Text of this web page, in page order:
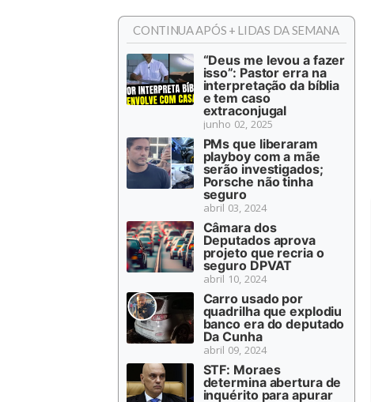
CONTINUA APÓS + LIDAS DA SEMANA
“Deus me levou a fazer
isso”: Pastor erra na
interpretação da bíblia
e tem caso
extraconjugal
junho 02, 2025
PMs que liberaram
playboy com a mãe
serão investigados;
Porsche não tinha
seguro
abril 03, 2024
Câmara dos
Deputados aprova
projeto que recria o
seguro DPVAT
abril 10, 2024
Carro usado por
quadrilha que explodiu
banco era do deputado
Da Cunha
abril 09, 2024
STF: Moraes
determina abertura de
inquérito para apurar